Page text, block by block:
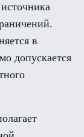
в
допускается